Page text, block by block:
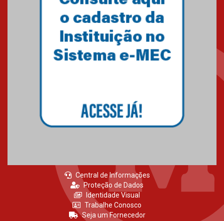
Central de Informações
Proteção de Dados
Identidade Visual
Trabalhe Conosco
Seja um Fornecedor